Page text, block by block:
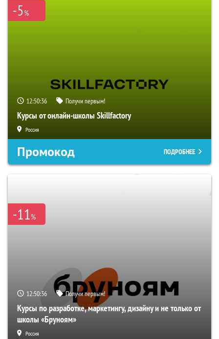
-5%
12:50:35 Получи первым!
Курсы от онлайн-школы Skillfactory
Россия
Промокод ПОДРОБНЕЕ
-11%
12:50:35 Получи первым!
Курсы по разработке, маркетингу, дизайну и не только от
школы «Бруноям»
Россия